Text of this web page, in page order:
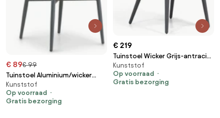
€ 89€ 99
Tuinstoel Aluminium/wicker
Taupe-naturel-bruin De Laan
Toledo
Kunststof
Op voorraad
Gratis bezorging
€ 219
Tuinstoel Wicker Grijs-antraciet
Garden Collections Boston
Kunststof
Op voorraad
Gratis bezorging